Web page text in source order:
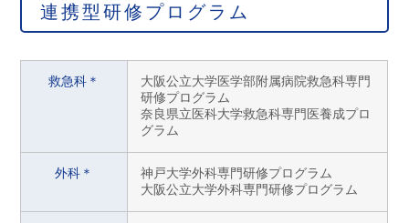
連携型研修プログラム
救急科＊
大阪公立大学医学部附属病院救急科専門
研修プログラム
奈良県立医科大学救急科専門医養成プロ
グラム
外科＊
神戸大学外科専門研修プログラム
大阪公立大学外科専門研修プログラム